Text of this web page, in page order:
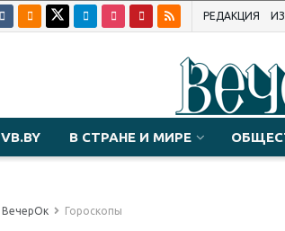
РЕДАКЦИЯ
VB.BY В СТРАНЕ И МИРЕ
ВечерОк Гороскопы